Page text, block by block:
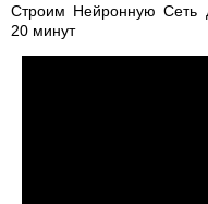
Строим Нейронную Сеть
20 минут